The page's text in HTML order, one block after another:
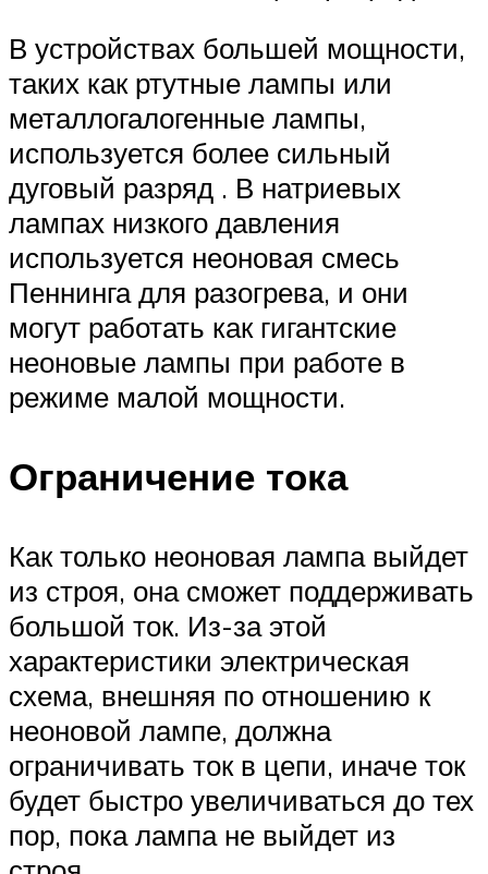
В устройствах большей мощности,
таких как ртутные лампы или
металлогалогенные лампы,
используется более сильный
дуговый разряд . В натриевых
лампах низкого давления
используется неоновая смесь
Пеннинга для разогрева, и они
могут работать как гигантские
неоновые лампы при работе в
режиме малой мощности.
Ограничение тока
Как только неоновая лампа выйдет
из строя, она сможет поддерживать
большой ток. Из-за этой
характеристики электрическая
схема, внешняя по отношению к
неоновой лампе, должна
ограничивать ток в цепи, иначе ток
будет быстро увеличиваться до тех
пор, пока лампа не выйдет из